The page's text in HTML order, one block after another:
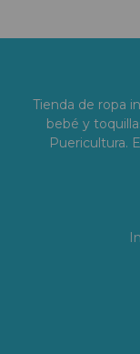
Tienda de ropa
bebé y
Puericultura.